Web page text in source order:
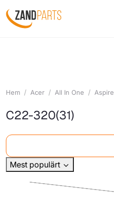
Hem Acer All In One Aspire
C22-320(31)
Mest populärt